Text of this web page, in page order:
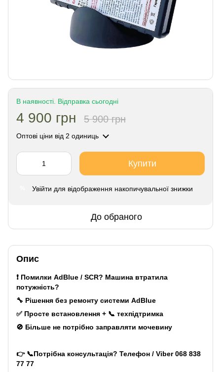
В наявності. Відправка сьогодні
4 900 грн 5 900 грн
Оптові ціни від 2 одиниць
Купити
Увійти для відображення накопичувальної знижки
До обраного
Опис
❗ Помилки AdBlue / SCR? Машина втратила
потужність?
🔧 Рішення без ремонту системи AdBlue
✅ Просте встановлення + 📞 техпідтримка
🚫 Більше не потрібно заправляти мочевину
👉 📞Потрібна консультація? Телефон / Viber068 838
77 77